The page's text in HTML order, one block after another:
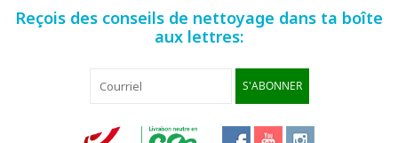
Reçois des conseils de nettoyage dans ta boîte
aux lettres:
S'ABONNER